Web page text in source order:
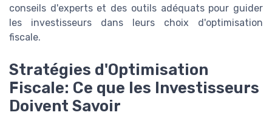
conseils d'experts et des outils adéquats pour guider
les investisseurs dans leurs choix d'optimisation
fiscale.
Stratégies d'Optimisation
Fiscale: Ce que les Investisseurs
Doivent Savoir